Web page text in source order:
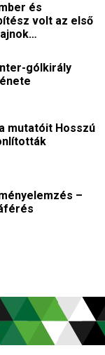
és
volt az első
gólkirály
mutatóit Hosszú
–